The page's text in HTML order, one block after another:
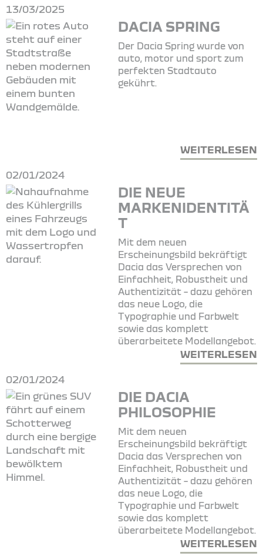
13/03/2025
DACIA SPRING
Der Dacia Spring wurde von
auto, motor und sport zum
perfekten Stadtauto
gekührt.
WEITERLESEN
02/01/2024
DIE NEUE
MARKENIDENTITÄ
T
Mit dem neuen
Erscheinungsbild bekräftigt
Dacia das Versprechen von
Einfachheit, Robustheit und
Authentizität – dazu gehören
das neue Logo, die
Typographie und Farbwelt
sowie das komplett
überarbeitete Modellangebot.
WEITERLESEN
02/01/2024
DIE DACIA
PHILOSOPHIE
Mit dem neuen
Erscheinungsbild bekräftigt
Dacia das Versprechen von
Einfachheit, Robustheit und
Authentizität – dazu gehören
das neue Logo, die
Typographie und Farbwelt
sowie das komplett
überarbeitete Modellangebot.
WEITERLESEN